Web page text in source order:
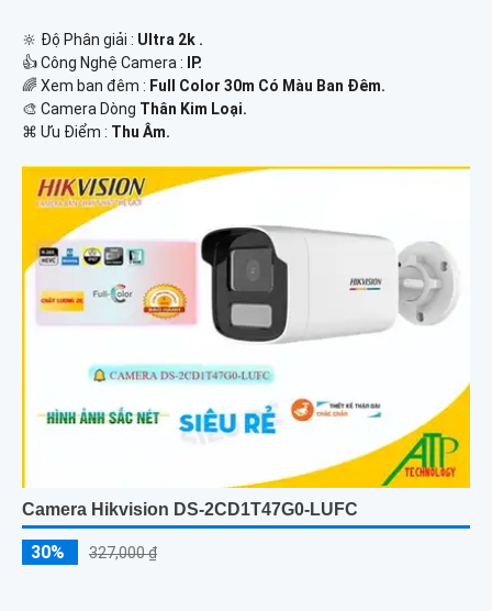
🔆 Độ Phân giải : Ultra 2k .
👍 Công Nghệ Camera :
IP.
🌈 Xem ban đêm : Full Color 30m Có Màu Ban Đêm.
🎨 Camera Dòng Thân Kim Loại.
️⌘ Ưu Điểm : Thu Âm.
Camera Hikvision DS-2CD1T47G0-LUFC
30% 327,000 ₫